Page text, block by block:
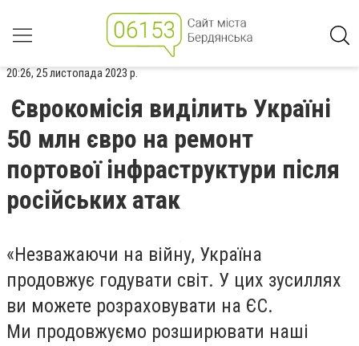
20:26, 25 листопада 2023 р.
Єврокомісія виділить Україні
50 млн євро на ремонт
портової інфраструктури після
російських атак
«Незважаючи на війну, Україна
продовжує годувати світ. У цих зусиллях
ви можете розраховувати на ЄС.
Ми продовжуємо розширювати наші